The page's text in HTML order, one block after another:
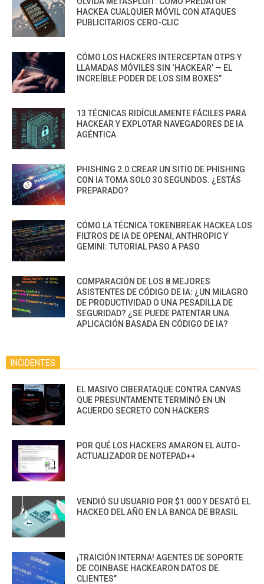
HACKEA CUALQUIER MÓVIL CON ATAQUES
PUBLICITARIOS CERO-CLIC
CÓMO LOS HACKERS INTERCEPTAN OTPS Y
LLAMADAS MÓVILES SIN ‘HACKEAR’ — EL
INCREÍBLE PODER DE LOS SIM BOXES”
13 TÉCNICAS RIDÍCULAMENTE FÁCILES PARA
HACKEAR Y EXPLOTAR NAVEGADORES DE IA
AGÉNTICA
PHISHING 2.0:CREAR UN SITIO DE PHISHING
CON IA TOMA SOLO 30 SEGUNDOS. ¿ESTÁS
PREPARADO?
CÓMO LA TÉCNICA TOKENBREAK HACKEA LOS
FILTROS DE IA DE OPENAI, ANTHROPIC Y
GEMINI: TUTORIAL PASO A PASO
COMPARACIÓN DE LOS 8 MEJORES
ASISTENTES DE CÓDIGO DE IA: ¿UN MILAGRO
DE PRODUCTIVIDAD O UNA PESADILLA DE
SEGURIDAD? ¿SE PUEDE PATENTAR UNA
APLICACIÓN BASADA EN CÓDIGO DE IA?
INCIDENTES
EL MASIVO CIBERATAQUE CONTRA CANVAS
QUE PRESUNTAMENTE TERMINÓ EN UN
ACUERDO SECRETO CON HACKERS
POR QUÉ LOS HACKERS AMARON EL AUTO-
ACTUALIZADOR DE NOTEPAD++
VENDIÓ SU USUARIO POR $1.000 Y DESATÓ EL
HACKEO DEL AÑO EN LA BANCA DE BRASIL
¡TRAICIÓN INTERNA! AGENTES DE SOPORTE
DE COINBASE HACKEARON DATOS DE
CLIENTES”